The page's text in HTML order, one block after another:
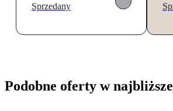
Sprzedany
Podobne oferty w